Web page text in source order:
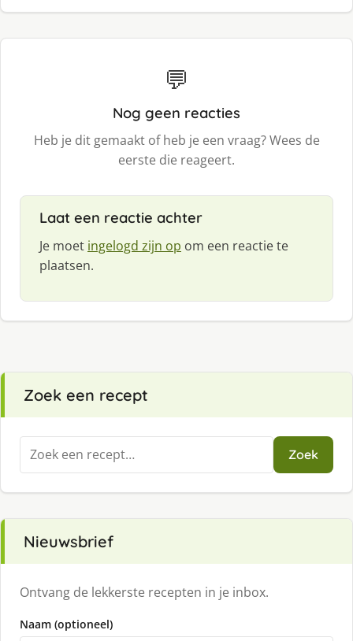
💬
Nog geen reacties
Heb je dit gemaakt of heb je een vraag? Wees de
eerste die reageert.
Laat een reactie achter
Je moet ingelogd zijn op om een reactie te
plaatsen.
Zoek een recept
Zoeken
naar:
Zoek
Nieuwsbrief
Ontvang de lekkerste recepten in je inbox.
Naam (optioneel)